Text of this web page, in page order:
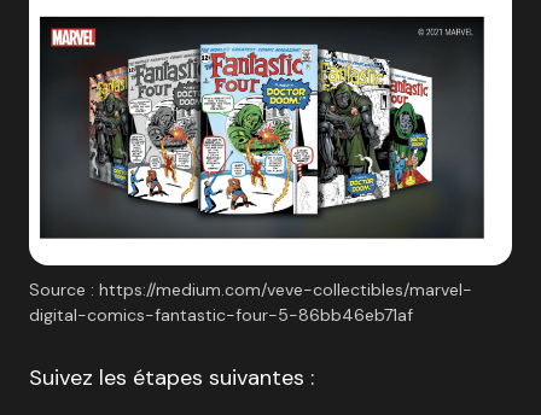
Source : https://medium.com/veve-collectibles/marvel-
digital-comics-fantastic-four-5-86bb46eb71af
Suivez les étapes suivantes :